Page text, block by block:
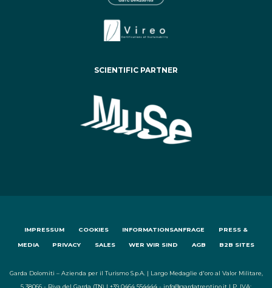
SCIENTIFIC PARTNER
IMPRESSUM COOKIES INFORMATIONSANFRAGE PRESS &
MEDIA PRIVACY SALES WER WIR SIND AGB B2B SITES
Garda Dolomiti – Azienda per il Turismo S.p.A. | Largo Medaglie d'oro al Valor Militare,